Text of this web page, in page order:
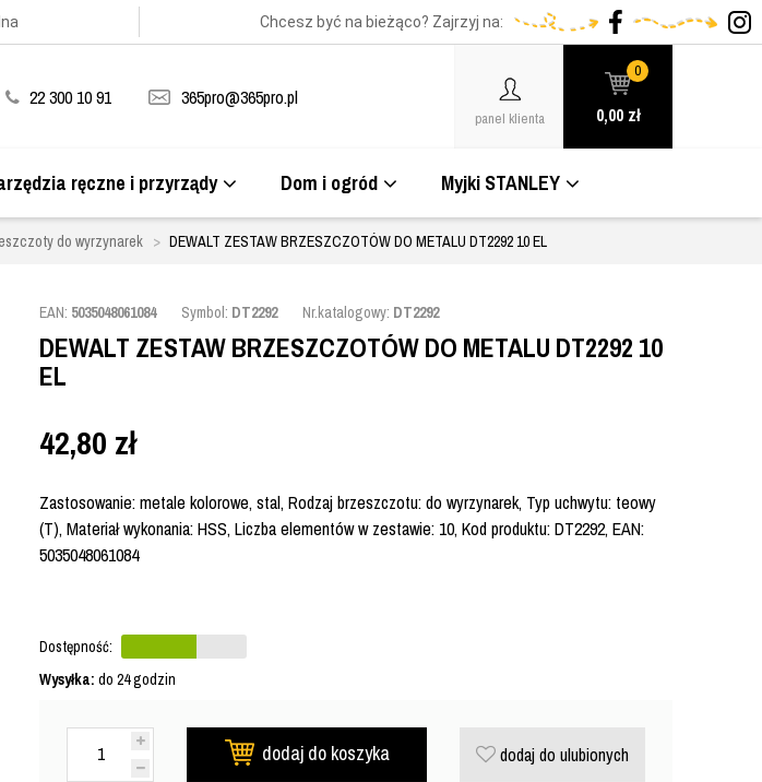
Chcesz być na bieżąco? Zajrzyj na:
22 300 10 91 365pro@365pro.pl
panel klienta
0
0,00 zł
ręczne i przyrządy Dom i ogród Myjki STANLEY
do wyrzynarek DEWALT ZESTAW BRZESZCZOTÓW DO METALU DT2292 10 EL
EAN: 5035048061084 Symbol: DT2292 Nr.katalogowy: DT2292
DEWALT ZESTAW BRZESZCZOTÓW DO METALU DT2292 10
EL
42,80 zł
Zastosowanie: metale kolorowe, stal, Rodzaj brzeszczotu: do wyrzynarek, Typ uchwytu: teowy
(T), Materiał wykonania: HSS, Liczba elementów w zestawie: 10, Kod produktu: DT2292, EAN:
5035048061084
Dostępność:
Wysyłka: do 24 godzin
dodaj do koszyka dodaj do ulubionych